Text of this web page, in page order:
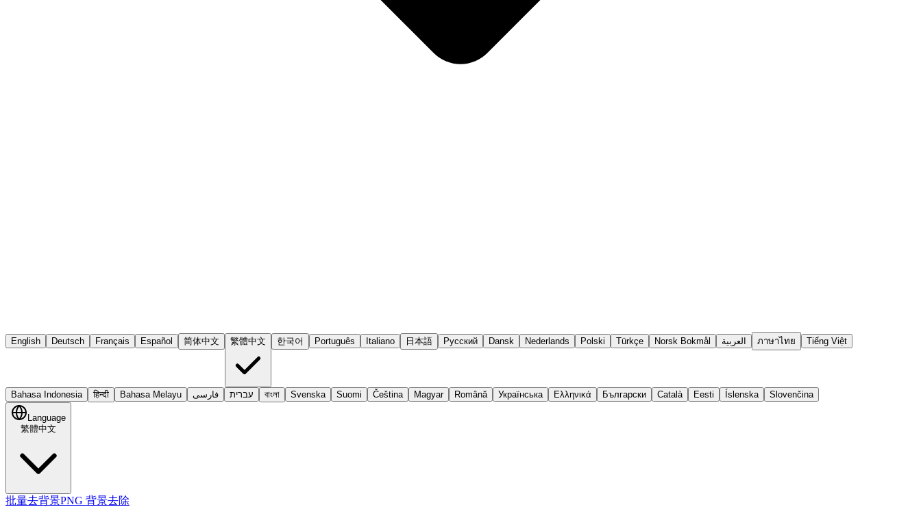
English Deutsch Français Español 简体中文 繁體中文 한국어 Português Italiano 日本語 Русский Dansk Nederlands Polski Türkçe Norsk Bokmål العربية ภาษาไทย Tiếng Việt
Bahasa Indonesia हिन्दी Bahasa Melayu فارسی עברית বাংলা Svenska Suomi Čeština Magyar Română Українська Ελληνικά Български Català Eesti Íslenska Slovenčina
Language
繁體中文
批量去背景PNG 背景去除